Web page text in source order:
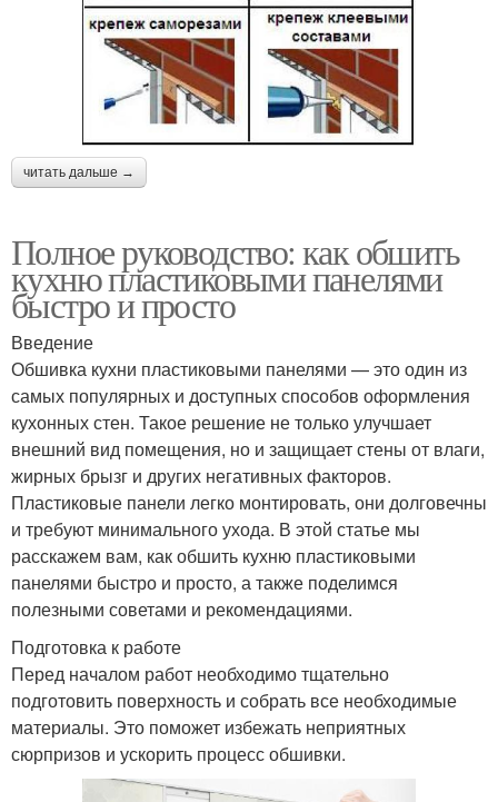
читать дальше →
Полное руководство: как обшить
кухню пластиковыми панелями
быстро и просто
Введение
Обшивка кухни пластиковыми панелями — это один из
самых популярных и доступных способов оформления
кухонных стен. Такое решение не только улучшает
внешний вид помещения, но и защищает стены от влаги,
жирных брызг и других негативных факторов.
Пластиковые панели легко монтировать, они долговечны
и требуют минимального ухода. В этой статье мы
расскажем вам, как обшить кухню пластиковыми
панелями быстро и просто, а также поделимся
полезными советами и рекомендациями.
Подготовка к работе
Перед началом работ необходимо тщательно
подготовить поверхность и собрать все необходимые
материалы. Это поможет избежать неприятных
сюрпризов и ускорить процесс обшивки.